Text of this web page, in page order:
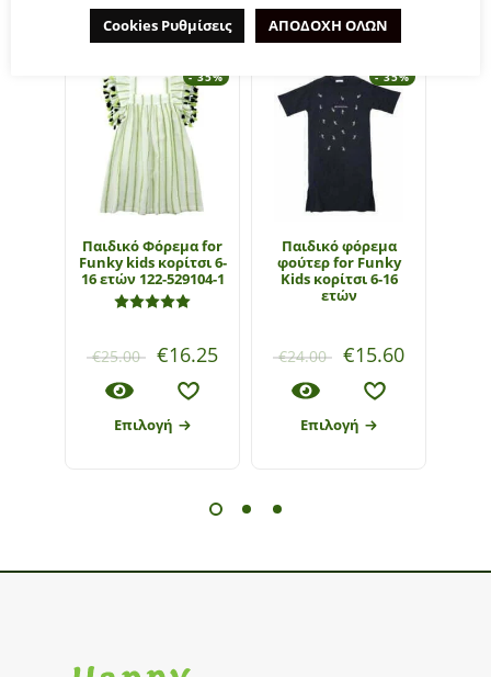
- 35%
Παιδικό Φόρεμα for
Funky kids κορίτσι 6-
16 ετών 122-529104-1
από 5
€25.00 €16.25
Επιλογή
- 35%
Παιδικό φόρεμα
φούτερ for Funky
Kids κορίτσι 6-16
ετών
€24.00 €15.60
Επιλογή
Cookies Ρυθμίσεις ΑΠΟΔΟΧΗ ΟΛΩΝ